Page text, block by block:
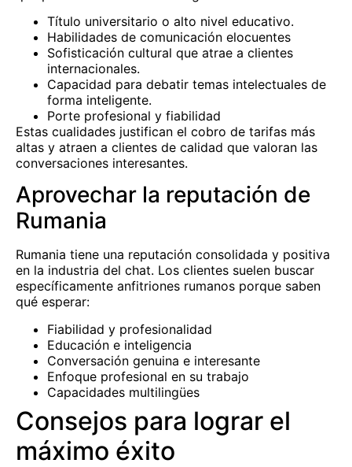
Título universitario o alto nivel educativo.
Habilidades de comunicación elocuentes
Sofisticación cultural que atrae a clientes
internacionales.
Capacidad para debatir temas intelectuales de
forma inteligente.
Porte profesional y fiabilidad
Estas cualidades justifican el cobro de tarifas más
altas y atraen a clientes de calidad que valoran las
conversaciones interesantes.
Aprovechar la reputación de
Rumania
Rumania tiene una reputación consolidada y positiva
en la industria del chat. Los clientes suelen buscar
específicamente anfitriones rumanos porque saben
qué esperar:
Fiabilidad y profesionalidad
Educación e inteligencia
Conversación genuina e interesante
Enfoque profesional en su trabajo
Capacidades multilingües
Consejos para lograr el
máximo éxito